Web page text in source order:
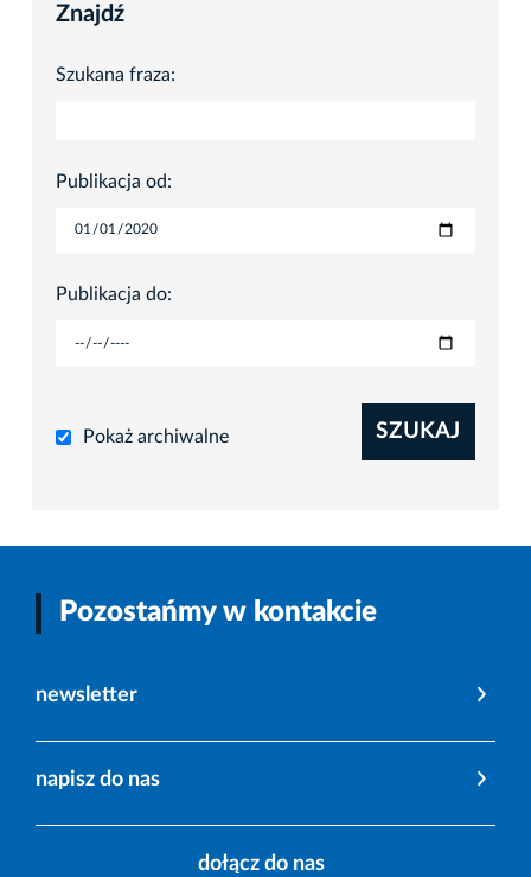
Znajdź
Szukana fraza:
Publikacja od:
Publikacja do:
Pokaż archiwalne SZUKAJ
Pozostańmy w kontakcie
newsletter
napisz do nas
dołącz do nas